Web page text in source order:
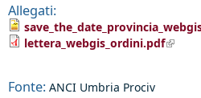
Allegati:
lettera_webgis_ordini.pdf(link
Fonte: ANCI Umbria Prociv